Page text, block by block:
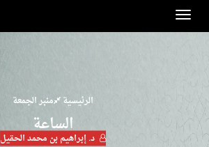
Toggle
navigation
الرئيسية منبر الجمعة
الساعة
د. إبراهيم بن محمد الحقيل